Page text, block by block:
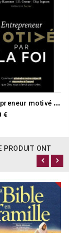
E
ntrepreneur motivé par la foi
€
PRODUIT ONT